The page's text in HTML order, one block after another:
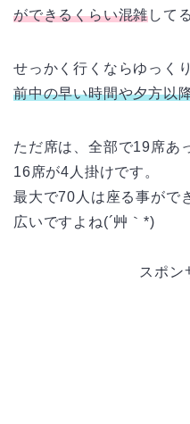
ができるくらい混雑して
せっかく行くならゆっく
前中の早い時間や夕方以
ただ席は、全部で19席あ
16席が4人掛けです。
最大で70人は座る事がで
広いですよね(´艸｀*)
スポン